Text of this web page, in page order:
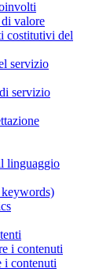
valore
costitutivi del
servizio
servizio
linguaggio
i contenuti
i contenuti